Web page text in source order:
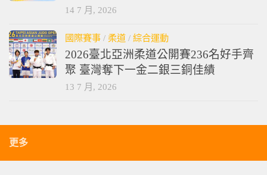
14 7 月, 2026
國際賽事 / 柔道 / 綜合運動
2026臺北亞洲柔道公開賽236名好手齊
聚 臺灣奪下一金二銀三銅佳績
13 7 月, 2026
更多